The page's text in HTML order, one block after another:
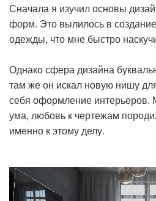
Сначала я изучил основы
форм. Это вылилось в
одежды, что мне быстро
Однако сфера дизайна
там же он искал новую нишу
себя оформление интерьеров.
ума, любовь к чертежам
именно к этому делу.